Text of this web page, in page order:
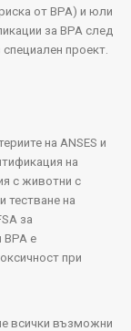
от BPA) и юли
за BPA след
проект.
на ANSES и
на
с животни с
тестване на
за
BPA е
при
всички възможни